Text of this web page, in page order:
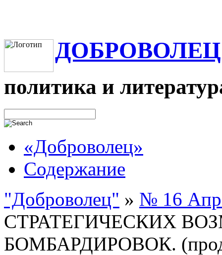
ДОБРОВОЛЕЦ
политика и
«Доброволец»
Содержание
"Доброволец" » № 16
СТРАТЕГИЧЕСКИХ
БОМБАРДИРОВОК.